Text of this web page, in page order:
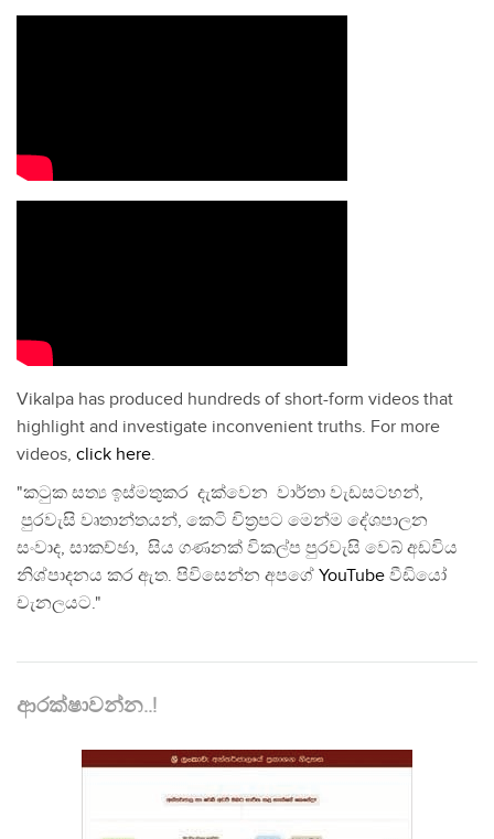
Vikalpa has produced hundreds of short-form videos that
highlight and investigate inconvenient truths. For more
videos, click here.
"කටුක සත්‍ය ඉස්මතුකර දැක්වෙන වාර්තා වැඩසටහන්,
පුරවැසි වෘතාන්තයන්, කෙටි චිත්‍රපට මෙන්ම දේශපාලන
සංවාද, සාකච්ඡා, සිය ගණනක් විකල්ප පුරවැසි වෙබ් අඩවිය
නිශ්පාදනය කර ඇත. පිවිසෙන්න අපගේ YouTube වීඩියෝ
චැනලයට."
ආරක්ෂාවන්න..!